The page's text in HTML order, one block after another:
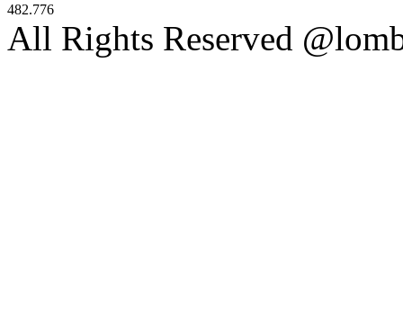
482.776
All Rights Reserved